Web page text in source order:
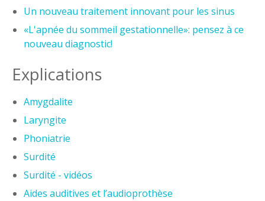
Un nouveau traitement innovant pour les sinus
«L'apnée du sommeil gestationnelle»: pensez à ce
nouveau diagnostic!
Explications
Amygdalite
Laryngite
Phoniatrie
Surdité
Surdité - vidéos
Aides auditives et l’audioprothèse